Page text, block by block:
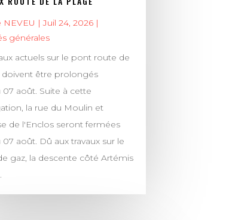
NEVEU |Juil 24, 2026|
générales
actuels sur le pont route de
doivent être prolongés
07 août. Suite à cette
la rue du Moulin et
de l'Enclos seront fermées
07 août. Dû aux travaux sur le
gaz, la descente côté Artémis